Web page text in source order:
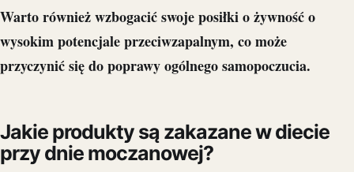
Warto również wzbogacić swoje posiłki o żywność o
wysokim potencjale przeciwzapalnym, co może
przyczynić się do poprawy ogólnego samopoczucia.
Jakie produkty są zakazane w diecie
przy dnie moczanowej?